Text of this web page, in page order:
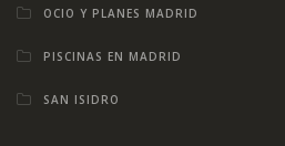
OCIO Y PLANES MADRID
PISCINAS EN MADRID
SAN ISIDRO